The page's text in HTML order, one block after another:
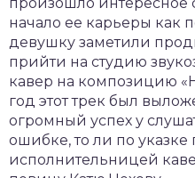
начало ее карьеры как
девушку заметили
прийти на студию
кавер на композицию
год этот трек был
огромный успех у
ошибке, то ли по
исполнительницей